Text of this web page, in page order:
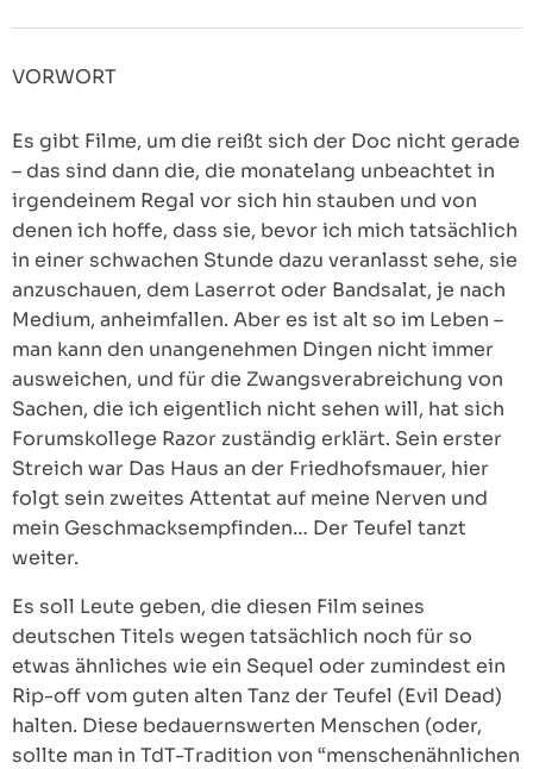
VORWORT
Es gibt Filme, um die reißt sich der Doc nicht gerade
– das sind dann die, die monatelang unbeachtet in
irgendeinem Regal vor sich hin stauben und von
denen ich hoffe, dass sie, bevor ich mich tatsächlich
in einer schwachen Stunde dazu veranlasst sehe, sie
anzuschauen, dem Laserrot oder Bandsalat, je nach
Medium, anheimfallen. Aber es ist alt so im Leben –
man kann den unangenehmen Dingen nicht immer
ausweichen, und für die Zwangsverabreichung von
Sachen, die ich eigentlich nicht sehen will, hat sich
Forumskollege Razor zuständig erklärt. Sein erster
Streich war Das Haus an der Friedhofsmauer, hier
folgt sein zweites Attentat auf meine Nerven und
mein Geschmacksempfinden… Der Teufel tanzt
weiter.
Es soll Leute geben, die diesen Film seines
deutschen Titels wegen tatsächlich noch für so
etwas ähnliches wie ein Sequel oder zumindest ein
Rip-off vom guten alten Tanz der Teufel (Evil Dead)
halten. Diese bedauernswerten Menschen (oder,
sollte man in TdT-Tradition von “menschenähnlichen